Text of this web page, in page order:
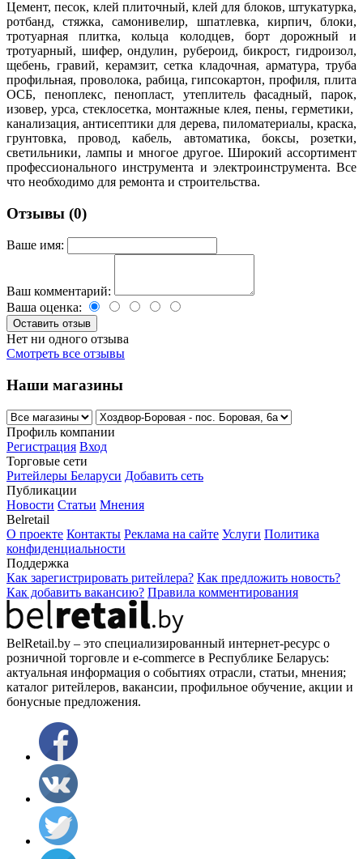
Цемент, песок, клей плиточный, клей для блоков, штукатурка,
ротбанд, стяжка, самонивелир, шпатлевка, кирпич, блоки,
тротуарная плитка, кольца колодцев, борт дорожный и
тротуарный, шифер, ондулин, рубероид, бикрост, гидроизол,
щебень, гравий, керамзит, сетка кладочная, арматура, труба
профильная, проволока, рабица, гипсокартон, профиля, плита
ОСБ, пеноплекс, пенопласт, утеплитель фасадный, парок,
изовер, урса, стеклосетка, монтажные клея, пены, герметики,
канализация, антисептики для дерева, пиломатериалы, краска,
грунтовка, провод, кабель, автоматика, боксы, розетки,
светильники, лампы и многое другое. Широкий ассортимент
профессионального инструмента и электроинструмента. Все
что необходимо для ремонта и строительства.
Отзывы (0)
Ваше имя:
Ваш комментарий:
Ваша оценка:
Нет ни одного отзыва
Смотреть все отзывы
Наши магазины
Профиль компании
Регистрация Вход
Торговые сети
Ритейлеры Беларуси Добавить сеть
Публикации
Новости Статьи Мнения
Belretail
О проекте Контакты Реклама на сайте Услуги Политика
конфиденциальности
Поддержка
Как зарегистрировать ритейлера? Как предложить новость?
Как добавить вакансию? Правила комментирования
BelRetail.by – это специализированный интернет-ресурс о
розничной торговле и e-commerce в Республике Беларусь:
актуальная информация о событиях отрасли, статьи, мнения;
каталог ритейлеров, вакансии, профильное обучение, акции и
бонусные предложения.